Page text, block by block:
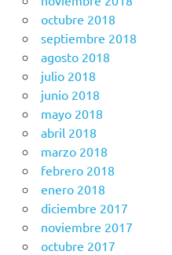
octubre 2018
septiembre 2018
agosto 2018
julio 2018
junio 2018
mayo 2018
abril 2018
marzo 2018
febrero 2018
enero 2018
diciembre 2017
noviembre 2017
octubre 2017